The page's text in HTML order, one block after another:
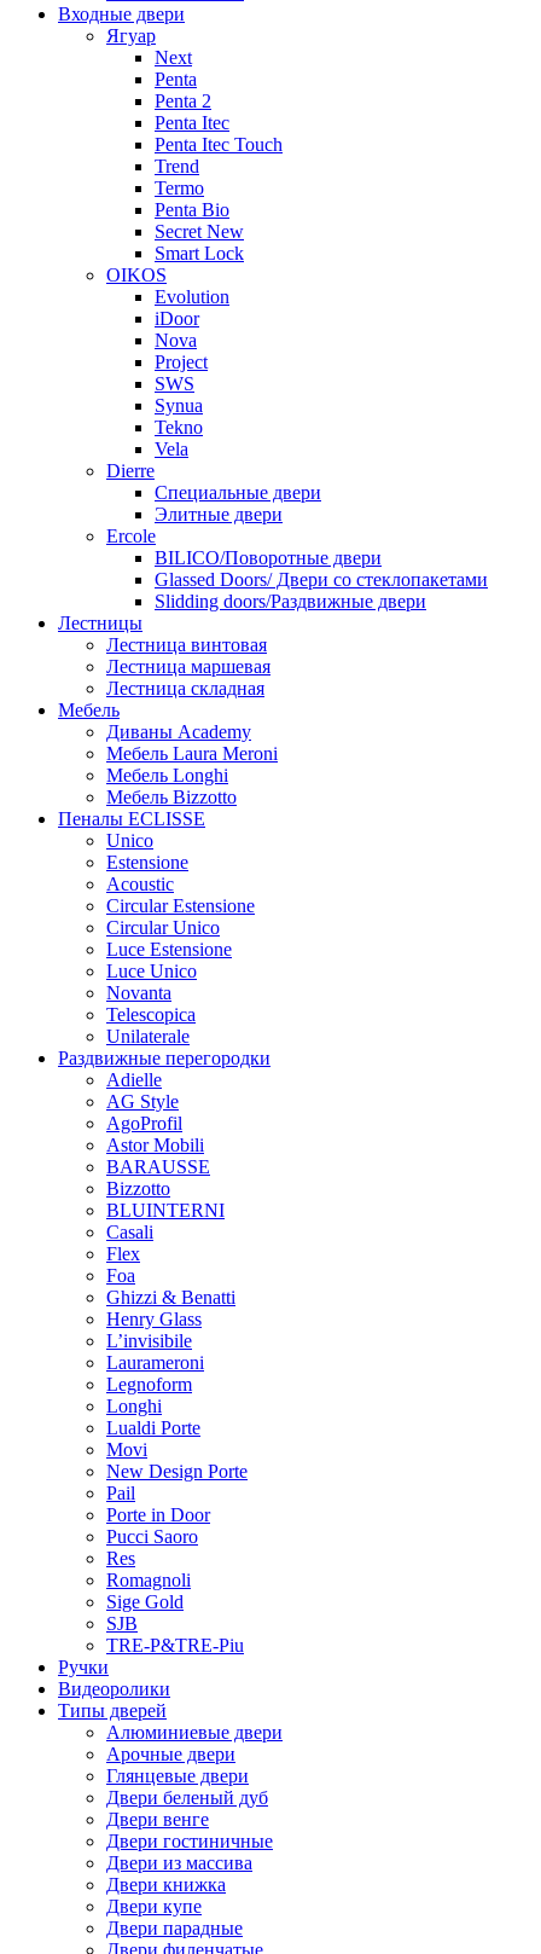
Входные двери
Ягуар
Next
Penta
Penta 2
Penta Itec
Penta Itec Touch
Trend
Termo
Penta Bio
Secret New
Smart Lock
OIKOS
Evolution
iDoor
Nova
Project
SWS
Synua
Tekno
Vela
Dierre
Специальные двери
Элитные двери
Ercole
BILICO/Поворотные двери
Glassed Doors/ Двери со стеклопакетами
Slidding doors/Раздвижные двери
Лестницы
Лестница винтовая
Лестница маршевая
Лестница складная
Мебель
Диваны Academy
Мебель Laura Meroni
Мебель Longhi
Мебель Bizzotto
Пеналы ECLISSE
Unico
Estensione
Acoustic
Circular Estensione
Circular Unico
Luce Estensione
Luce Unico
Novanta
Telescopica
Unilaterale
Раздвижные перегородки
Adielle
AG Style
AgoProfil
Astor Mobili
BARAUSSE
Bizzotto
BLUINTERNI
Casali
Flex
Foa
Ghizzi & Benatti
Henry Glass
L’invisibile
Laurameroni
Legnoform
Longhi
Lualdi Porte
Movi
New Design Porte
Pail
Porte in Door
Pucci Saoro
Res
Romagnoli
Sige Gold
SJB
TRE-P&TRE-Piu
Ручки
Видеоролики
Типы дверей
Алюминиевые двери
Арочные двери
Глянцевые двери
Двери беленый дуб
Двери венге
Двери гостиничные
Двери из массива
Двери книжка
Двери купе
Двери парадные
Двери филенчатые